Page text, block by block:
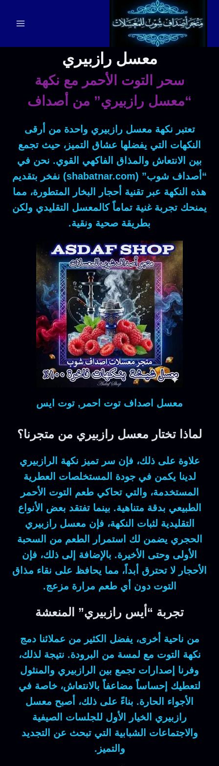
المحتوى
معسل رازبيري
سحر التوت الأحمر مع نكهة
“معسل رازبيري” من أصداف
تعتبر نكهة معسل رازبيري واحدة من أرقى
النكهات التي يفضلها عشاق التميز، حيث تجمع
بين الانتعاش والمذاق الفاكهي القوي. نحن في
“أصداف شوب” (shabatnar.com) نفخر بتقديم
هذه النكهة عبر تقنية أحجار البخار المتطورة، مما
يمنحك تجربة غنية تماماً كالمعسل التقليدي ولكن
بطريقة صحية ونقية.
معسل اصداف توت احمر, توت ايس
لماذا تختار معسل رازبيري من متجرنا؟
علاوة على ذلك، فإن سر تميز نكهة الرازبيري
لدينا يكمن في جودة المستخلصات العطرية
المستخدمة، والتي تحاكي طعم التوت الأحمر
الطبيعي بدقة متناهية. بينما تفتقد بعض الأنواع
التقليدية لثبات النكهة، فإن معسل رازبيري
الحجري يضمن لك استمرار الطعم من السحبة
الأولى وحتى الأخيرة. بالإضافة إلى ذلك، فإن
الأحجار لا تحترق أبداً، مما يحافظ على نقاء مذاق
التوت دون أي طعم مرارة مزعج.
تجربة “أيس رازبيري” المنعشة
من ناحية أخرى، يفضل الكثير من عملائنا دمج
نكهة التوت مع لمسة من البرودة. نتيجة لذلك،
وفرنا إصدارات تجمع بين الرازبيري والمنثول
لتعطيك إحساساً مضاعفاً بالانتعاش، خاصة في
الأجواء الحارة. بناءً على ذلك، أصبح معسل
رازبيري الخيار الأول للجلسات الصيفية
والاجتماعات الشبابية التي تبحث عن التجديد
والتميز.